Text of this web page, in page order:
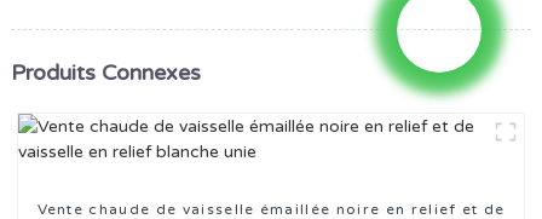
Produits Connexes
Vente chaude de vaisselle émaillée noire en relief et de